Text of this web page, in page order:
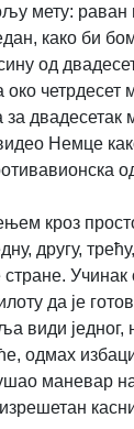
мету: раван
како би
од
за
Немце
кроз
другу,
да је
види
одмах
маневар